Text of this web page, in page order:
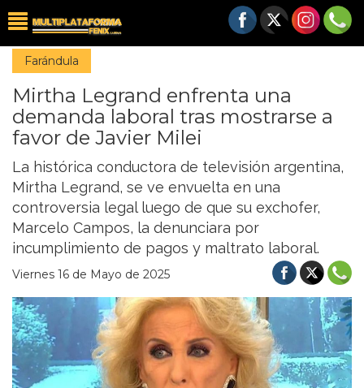
Farándula
Mirtha Legrand enfrenta una
demanda laboral tras mostrarse a
favor de Javier Milei
La histórica conductora de televisión argentina,
Mirtha Legrand, se ve envuelta en una
controversia legal luego de que su exchofer,
Marcelo Campos, la denunciara por
incumplimiento de pagos y maltrato laboral.
Viernes 16 de Mayo de 2025